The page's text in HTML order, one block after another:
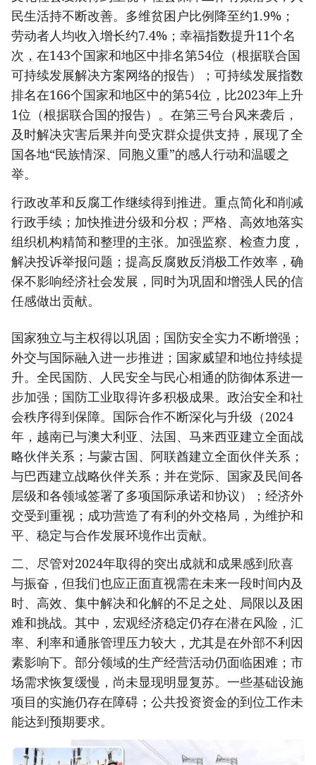
民生活持不断改善。多维贫困户比例降至约1.9%；
劳动者人均收入增长约7.4%；幸福指数提升11个名
次，在143个国家和地区中排名第54位（根据联合国
可持续发展解决方案网络的报告）；可持续发展指数
排名在166个国家和地区中的第54位，比2023年上升
1位（根据联合国的报告）。在第三号台风来袭后，
及时解决灾害后果并向受灾群众提供支持，展现了全
国各地“民族情深、同胞义重”的感人行动和温暖之
举。
行政改革和反腐工作继续得到推进。重点简化和削减
行政手续；加快推进分级和分权；严格、高效地落实
组织机构精简和整理的主张。加强监察、检查力度，
解决投诉举报问题；提高反腐败反消极工作效率，确
保不影响经济社会发展，同时为巩固和增强人民的信
任感做出贡献。
国家独立与主权得以巩固；国防安全实力不断增强；
外交与国际融入进一步推进；国家威望和地位持续提
升。全民国防、人民安全与民心相通的防御体系进一
步加强；国防工业取得许多积极成果。政治安全和社
会秩序得到保障。国际合作不断深化与升级（2024
年，越南已与澳大利亚、法国、马来西亚建立全面战
略伙伴关系；与蒙古国、阿联酋建立全面伙伴关系；
与巴西建立战略伙伴关系；并在党际、国家及民间各
层级和各领域签署了多项国际承诺和协议）；经济外
交受到重视；成功营造了有利的外交格局，为维护和
平、稳定与合作发展环境作出贡献。
二、尽管对2024年取得的突出成就和成果感到欣喜
与振奋，但我们也应正面直视需在未来一段时间内及
时、高效、集中解决和化解的不足之处、局限以及困
难和挑战。其中，宏观经济稳定仍存在潜在风险，汇
率、利率和通胀管理压力较大，尤其是在外部不利因
素影响下。部分领域的生产经营活动仍面临困难；市
场需求恢复缓慢，尚未显现明显复苏。一些基础设施
项目的实施仍存在障碍；公共投资资金的到位工作未
能达到预期要求。